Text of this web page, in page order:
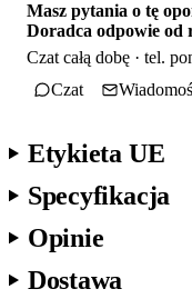
Masz pytania o tę
Doradca odpowie od
Czat całą dobę · tel.
Czat
Etykieta UE
Specyfikacja
Opinie
Dostawa